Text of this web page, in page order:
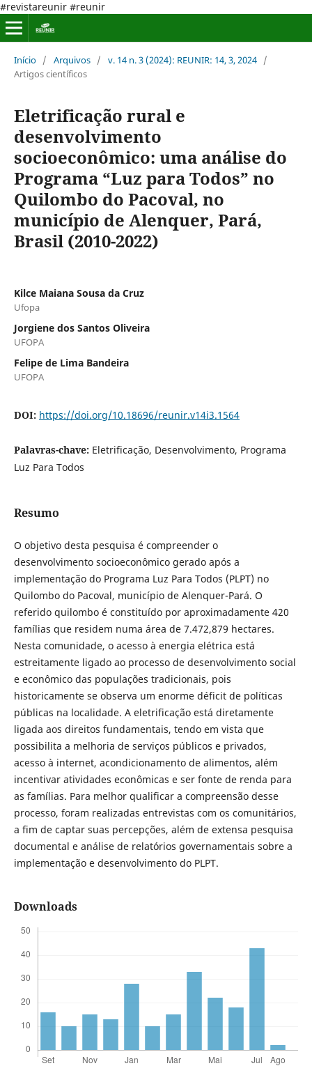
#revistareunir #reunir
Início / Arquivos / v. 14 n. 3 (2024): REUNIR: 14, 3, 2024 /
Artigos científicos
Eletrificação rural e
desenvolvimento
socioeconômico: uma análise do
Programa “Luz para Todos” no
Quilombo do Pacoval, no
município de Alenquer, Pará,
Brasil (2010-2022)
Kilce Maiana Sousa da Cruz
Ufopa
Jorgiene dos Santos Oliveira
UFOPA
Felipe de Lima Bandeira
UFOPA
DOI: https://doi.org/10.18696/reunir.v14i3.1564
Palavras-chave: Eletrificação, Desenvolvimento, Programa
Luz Para Todos
Resumo
O objetivo desta pesquisa é compreender o
desenvolvimento socioeconômico gerado após a
implementação do Programa Luz Para Todos (PLPT) no
Quilombo do Pacoval, município de Alenquer-Pará. O
referido quilombo é constituído por aproximadamente 420
famílias que residem numa área de 7.472,879 hectares.
Nesta comunidade, o acesso à energia elétrica está
estreitamente ligado ao processo de desenvolvimento social
e econômico das populações tradicionais, pois
historicamente se observa um enorme déficit de políticas
públicas na localidade. A eletrificação está diretamente
ligada aos direitos fundamentais, tendo em vista que
possibilita a melhoria de serviços públicos e privados,
acesso à internet, acondicionamento de alimentos, além
incentivar atividades econômicas e ser fonte de renda para
as famílias. Para melhor qualificar a compreensão desse
processo, foram realizadas entrevistas com os comunitários,
a fim de captar suas percepções, além de extensa pesquisa
documental e análise de relatórios governamentais sobre a
implementação e desenvolvimento do PLPT.
Downloads